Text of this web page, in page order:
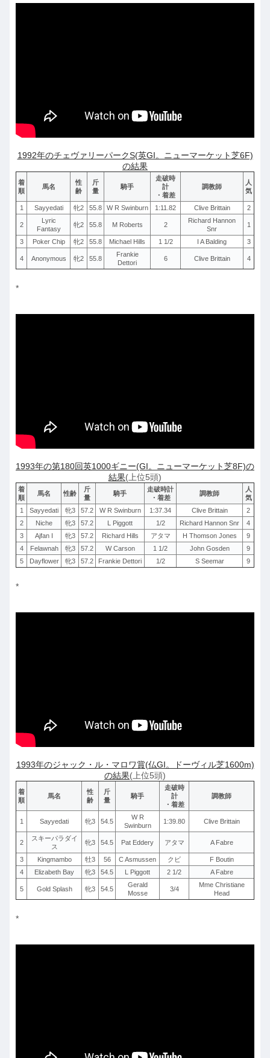
1992年のチェヴァリーパークS(英GI。ニューマーケット芝6F)
の結果
着
順
馬名
性
齢
斤
量
騎手
走破時
計
・着差
調教師
人
気
1 Sayyedati 牝2 55.8 W R Swinburn 1:11.82 Clive Brittain 2
2
Lyric
Fantasy
牝2 55.8 M Roberts 2
Richard Hannon
Snr
1
3 Poker Chip 牝2 55.8 Michael Hills 1 1/2 I A Balding 3
4 Anonymous 牝2 55.8
Frankie
Dettori
6 Clive Brittain 4
*
1993年の第180回英1000ギニー(GI。ニューマーケット芝8F)の
結果(上位5頭)
着
順
馬名 性齢
斤
量
騎手
走破時計
・着差
調教師
人
気
1
Sayyedati 牝3 57.2 W R Swinburn 1:37.34 Clive Brittain
2
2
Niche 牝3 57.2 L Piggott 1/2 Richard Hannon Snr
4
3
Ajfan I 牝3 57.2 Richard Hills アタマ H Thomson Jones
9
4
Felawnah 牝3 57.2 W Carson 1 1/2 John Gosden
9
5
Dayflower 牝3 57.2 Frankie Dettori 1/2 S Seemar 9
*
1993年のジャック・ル・マロワ賞(仏GI。ドーヴィル芝1600m)
の結果(上位5頭)
着
順
馬名
性
齢
斤
量
騎手
走破時
計
・着差
調教師
1 Sayyedati 牝3 54.5
W R
Swinburn
1:39.80 Clive Brittain
2
スキーパラダイ
ス
牝3 54.5 Pat Eddery アタマ A Fabre
3 Kingmambo 牡3 56 C Asmussen クビ
F Boutin
4
Elizabeth Bay 牝3 54.5 L Piggott 2 1/2 A Fabre
5 Gold Splash 牝3 54.5
Gerald
Mosse
3/4
Mme Christiane
Head
*